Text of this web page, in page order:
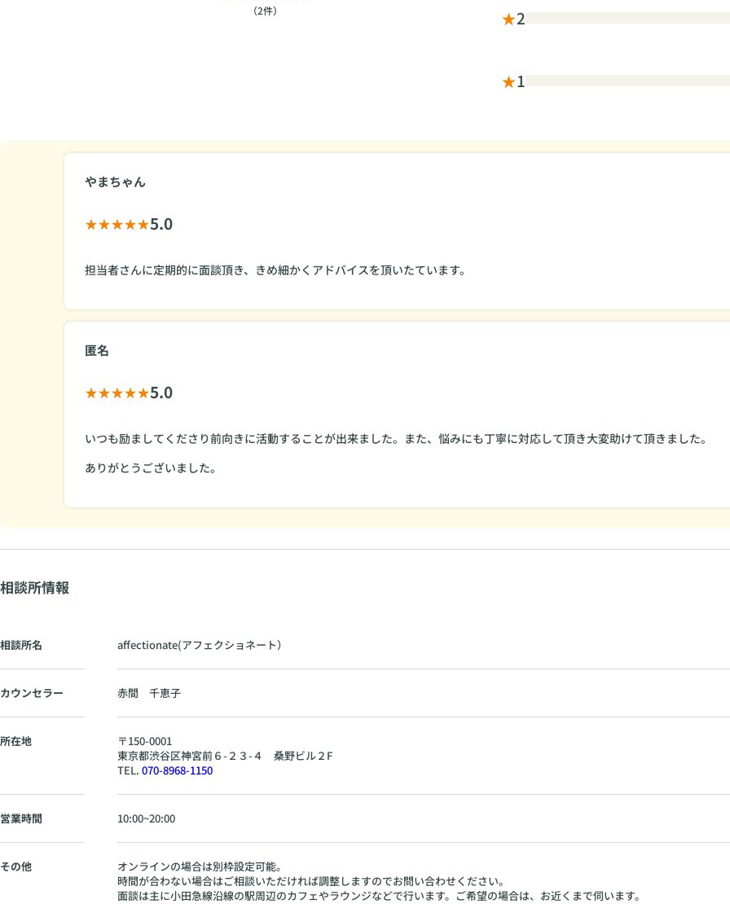
（2件） ★2
★1
やまちゃん
5.0
担当者さんに定期的に面談頂き、きめ細かくアドバイスを頂いたています。
匿名
5.0
いつも励ましてくださり前向きに活動することが出来ました。また、悩みにも丁寧に対応して頂き大変助けて頂きました。
ありがとうございました。
相談所情報
相談所名 affectionate(アフェクショネート）
カウンセラー 赤間 千恵子
所在地 〒150-0001
東京都渋谷区神宮前６-２３-４ 桑野ビル２F
TEL. 070-8968-1150
営業時間 10:00~20:00
その他
オンラインの場合は別枠設定可能。
時間が合わない場合はご相談いただければ調整しますのでお問い合わせください。
面談は主に小田急線沿線の駅周辺のカフェやラウンジなどで行います。ご希望の場合は、お近くまで伺います。